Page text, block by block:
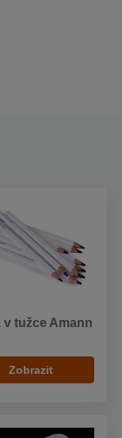
v tužce Amann
Zobrazit